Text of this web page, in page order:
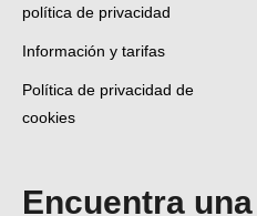
política de privacidad
Información y tarifas
Política de privacidad de
cookies
Encuentra